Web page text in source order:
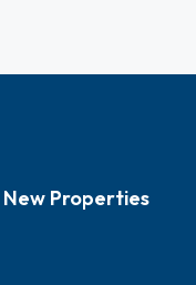
New Properties